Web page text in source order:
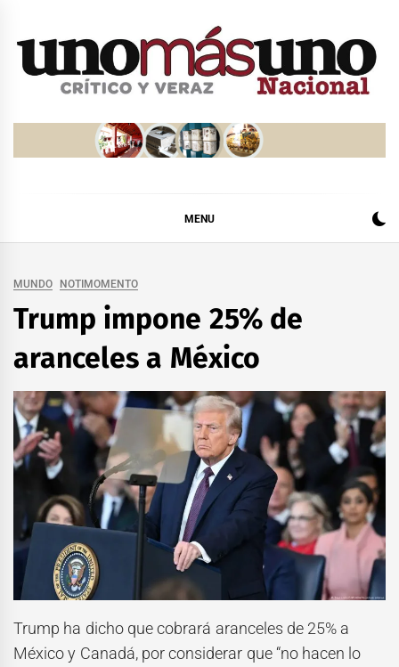
MENU
MUNDO NOTIMOMENTO
Trump impone 25% de
aranceles a México
Trump ha dicho que cobrará aranceles de 25% a
México y Canadá, por considerar que “no hacen lo